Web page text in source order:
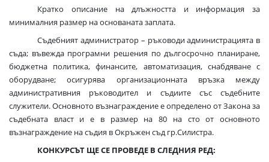
Кратко описание на длъжността и информация за
минималния размер на основаната заплата.
Съдебният администратор – ръководи администрацията в
съда; въвежда програмни решения по дългосрочно планиране,
бюджетна политика, финансите, автоматизация, снабдяване с
оборудване; осигурява организационната връзка между
административния ръководител и съдиите със съдебните
служители. Основното възнаграждение е определено от Закона за
съдебната власт и е в размер на 80 на сто от основното
възнаграждение на съдия в Окръжен съд гр.Силистра.
КОНКУРСЪТ ЩЕ СЕ ПРОВЕДЕ В СЛЕДНИЯ РЕД: